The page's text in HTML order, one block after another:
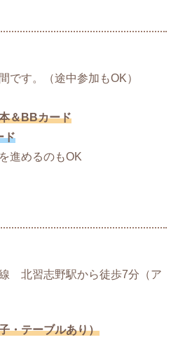
です。（途中参加もOK）
＆BBカード
ド
進めるのもOK
北習志野駅から徒歩7分（ア
・テーブルあり）